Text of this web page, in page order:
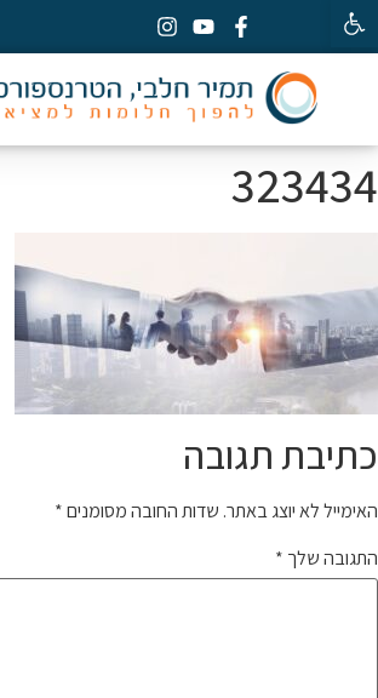
פתח סרגל נגישות
323434
כתיבת תגובה
האימייל לא יוצג באתר. שדות החובה מסומנים*
התגובה שלך *